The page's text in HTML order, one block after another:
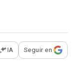
opciones para
IA Seguir en